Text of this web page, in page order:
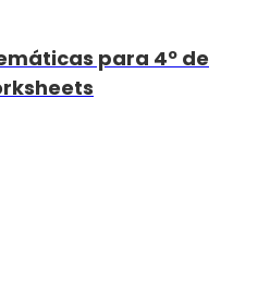
para 4º de